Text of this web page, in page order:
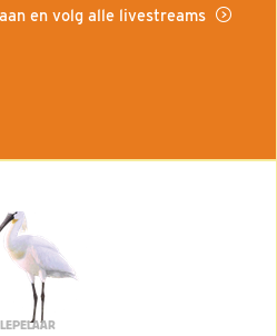
en volg alle livestreams
LEPELAAR